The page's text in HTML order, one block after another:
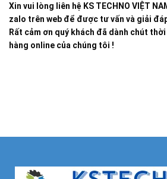
Xin vui lòng liên hệ KS TECHNO VIỆT
zalo trên web để được tư vấn và giải
Rất cảm ơn quý khách đã dành chút
hàng online của chúng tôi !